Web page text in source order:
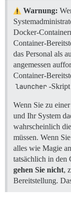
Warnung:
Docker-
Container-
das Personal als
angemessen
Container-
launcher -
Wenn Sie zu
und Ihr System
wahrscheinlich
müssen. Wenn
alles wie Magie
tatsächlich in den
gehen Sie nicht,
Bereitstellung.